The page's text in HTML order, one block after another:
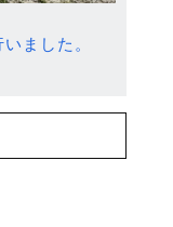
ました。